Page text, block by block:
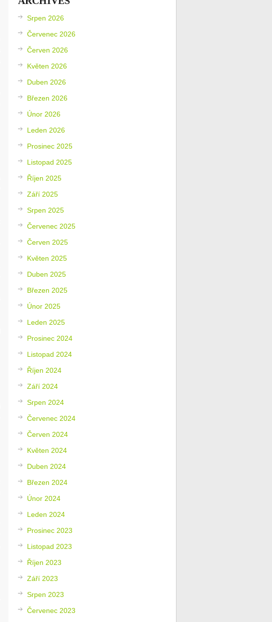
Srpen 2026
Červenec 2026
Červen 2026
Květen 2026
Duben 2026
Březen 2026
Únor 2026
Leden 2026
Prosinec 2025
Listopad 2025
Říjen 2025
Září 2025
Srpen 2025
Červenec 2025
Červen 2025
Květen 2025
Duben 2025
Březen 2025
Únor 2025
Leden 2025
Prosinec 2024
Listopad 2024
Říjen 2024
Září 2024
Srpen 2024
Červenec 2024
Červen 2024
Květen 2024
Duben 2024
Březen 2024
Únor 2024
Leden 2024
Prosinec 2023
Listopad 2023
Říjen 2023
Září 2023
Srpen 2023
Červenec 2023